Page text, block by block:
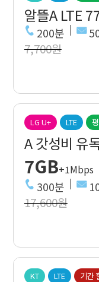
알뜰A LTE
200분
7,700원
LG U+ LTE
A 갓성비 유
7GB+1Mbps
300분
17,600원
KT LTE 기간